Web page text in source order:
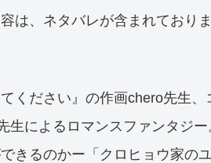
は、ネタバレが含まれており
てください』の作画chero先生
生によるロマンスファンタジ
きるのかー「クロヒョウ家の